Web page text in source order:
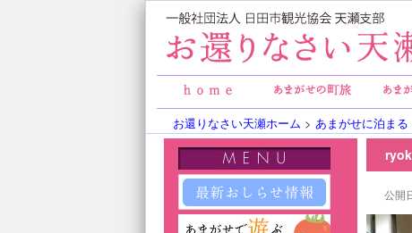
お還りなさい天瀬ホーム > あまがせに泊まる
公開